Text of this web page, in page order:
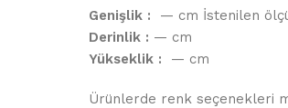
Genişlik : — cm İstenilen
Derinlik : — cm
Yükseklik : — cm
Ürünlerde renk seçenekleri